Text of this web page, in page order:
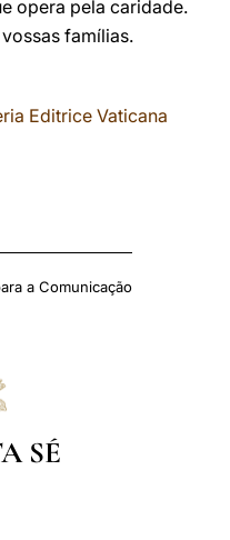
opera pela caridade.
famílias.
Editrice Vaticana
a Comunicação
SÉ